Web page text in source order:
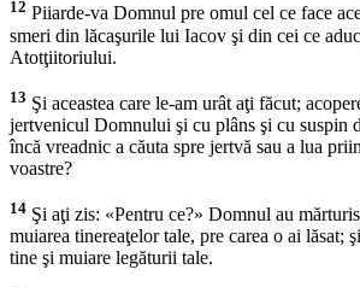
12 Piiarde-va Domnul pre omul cel ce face
smeri din lăcaşurile lui Iacov şi din cei ce
Atotţiitoriului.
13 Şi aceastea care le-am urât aţi făcut;
jertvenicul Domnului şi cu plâns şi cu suspin
încă vreadnic a căuta spre jertvă sau a lua
voastre?
14 Şi aţi zis: «Pentru ce?» Domnul au
muiarea tinereaţelor tale, pre carea o ai lăsat;
tine şi muiare legăturii tale.